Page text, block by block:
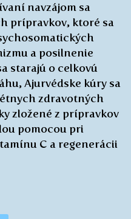
navzájom sa
prípravkov, ktoré sa
a posilnenie
starajú o celkovú
Ajurvédske kúry sa
zdravotných
zložené z prípravkov
pomocou pri
C a regenerácii